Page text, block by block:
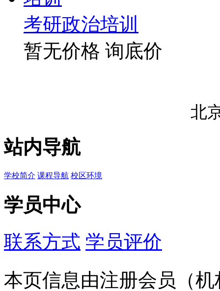
考研政治培训
暂无价格 询底价
北
站内导航
学校简介 课程导航 校区环境
学员中心
联系方式 学员评价
本页信息由注册会员（